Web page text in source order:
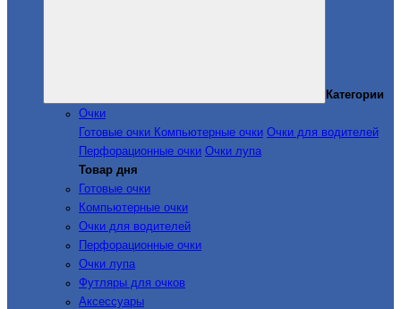
Категории
Очки
Готовые очки Компьютерные очки Очки для водителей
Перфорационные очки Очки лупа
Товар дня
Готовые очки
Компьютерные очки
Очки для водителей
Перфорационные очки
Очки лупа
Футляры для очков
Аксессуары